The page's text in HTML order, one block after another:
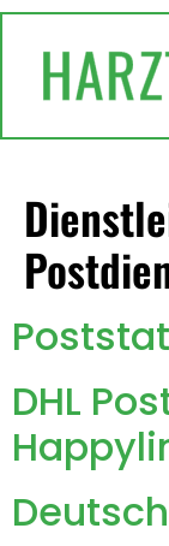
DHL